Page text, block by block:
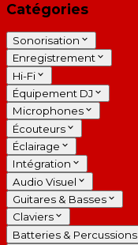
Catégories
Sonorisation
Enregistrement
Hi-Fi
Équipement DJ
Microphones
Écouteurs
Éclairage
Intégration
Audio Visuel
Guitares & Basses
Claviers
Batteries & Percussions